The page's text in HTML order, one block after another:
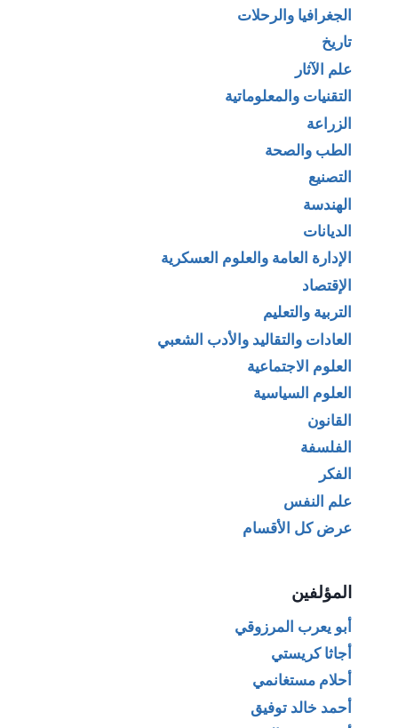
الجغرافيا والرحلات
تاريخ
علم الآثار
التقنيات والمعلوماتية
الزراعة
الطب والصحة
التصنيع
الهندسة
الديانات
الإدارة العامة والعلوم العسكرية
الإقتصاد
التربية والتعليم
العادات والتقاليد والأدب الشعبي
العلوم الاجتماعية
العلوم السياسية
القانون
الفلسفة
الفكر
علم النفس
عرض كل الأقسام
المؤلفين
أبو يعرب المرزوقي
أجاثا كريستي
أحلام مستغانمي
أحمد خالد توفيق